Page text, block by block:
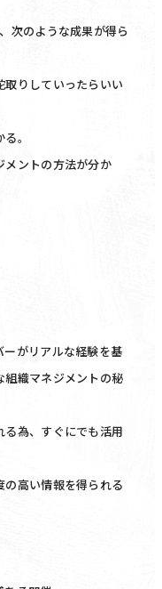
次のような成果が得ら
取りしていったらいい
。
メントの方法が分か
ーがリアルな経験を基
組織マネジメントの秘
為、すぐにでも活用
高い情報を得られる